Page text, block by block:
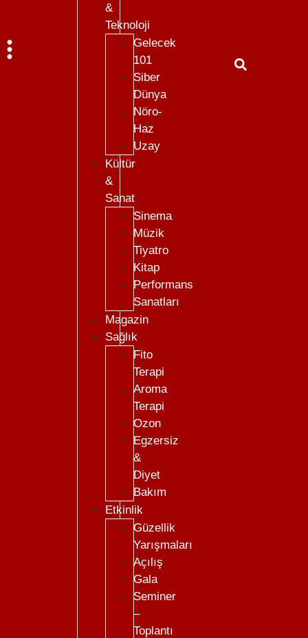
&
Teknoloji
Gelecek
101
Siber
Dünya
Nöro-
Haz
Uzay
Kültür
&
Sanat
Sinema
Müzik
Tiyatro
Kitap
Performans
Sanatları
Magazin
Sağlık
Fito
Terapi
Aroma
Terapi
Ozon
Egzersiz
&
Diyet
Bakım
Etkinlik
Güzellik
Yarışmaları
Açılış
Gala
Seminer
–
Toplantı